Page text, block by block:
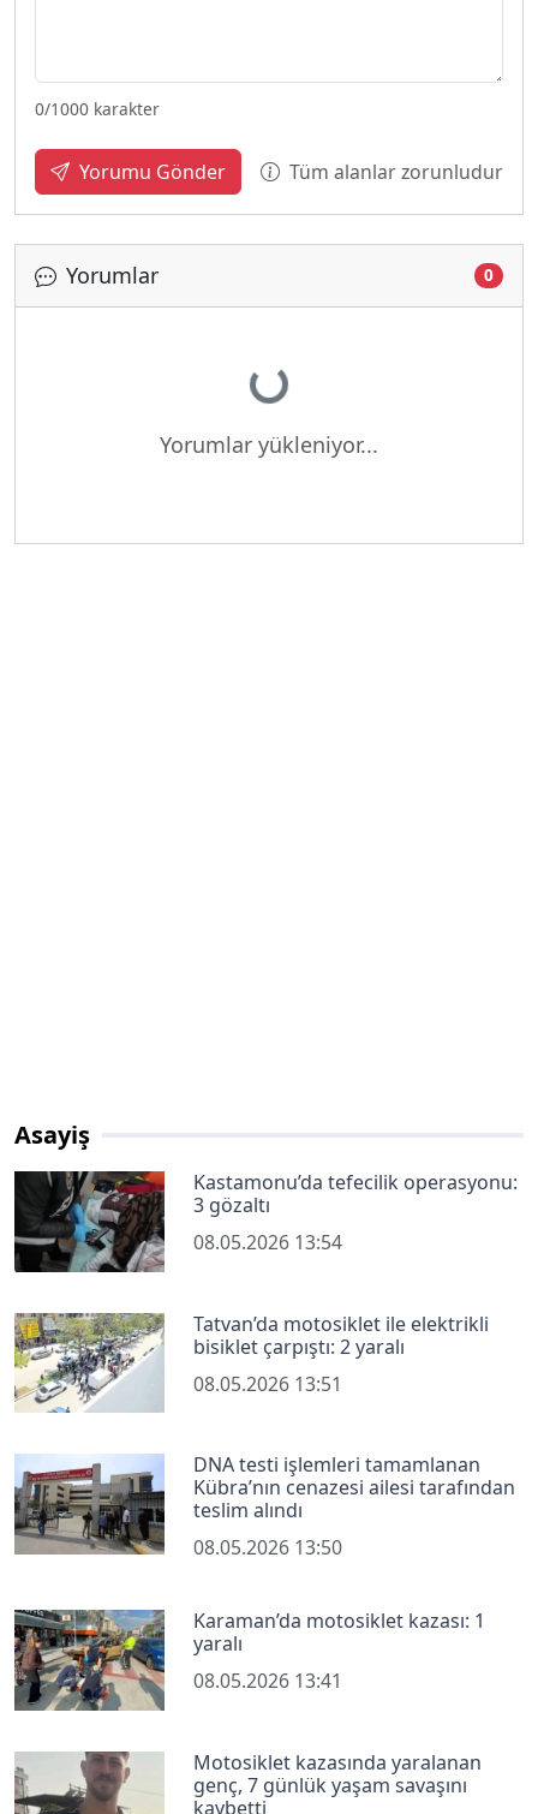
0/1000 karakter
Yorumu Gönder Tüm alanlar zorunludur
Yorumlar 0
Yükleniyor...
Yorumlar yükleniyor...
Asayiş
Kastamonu’da tefecilik operasyonu:
3 gözaltı
08.05.2026 13:54
Tatvan’da motosiklet ile elektrikli
bisiklet çarpıştı: 2 yaralı
08.05.2026 13:51
DNA testi işlemleri tamamlanan
Kübra’nın cenazesi ailesi tarafından
teslim alındı
08.05.2026 13:50
Karaman’da motosiklet kazası: 1
yaralı
08.05.2026 13:41
Motosiklet kazasında yaralanan
genç, 7 günlük yaşam savaşını
kaybetti